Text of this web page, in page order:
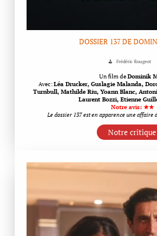
DOSSIER 137 DE
Frédéric Rougeot
Un film deDominik
Avec:Léa Drucker, Guslagie Malanda,
Turnbull, Mathilde Riu, Yoann Blanc,
Laurent Bozzi, Etienne
Notre avis: ★★
Le dossier 137 est en apparence une affaire
Notre critique